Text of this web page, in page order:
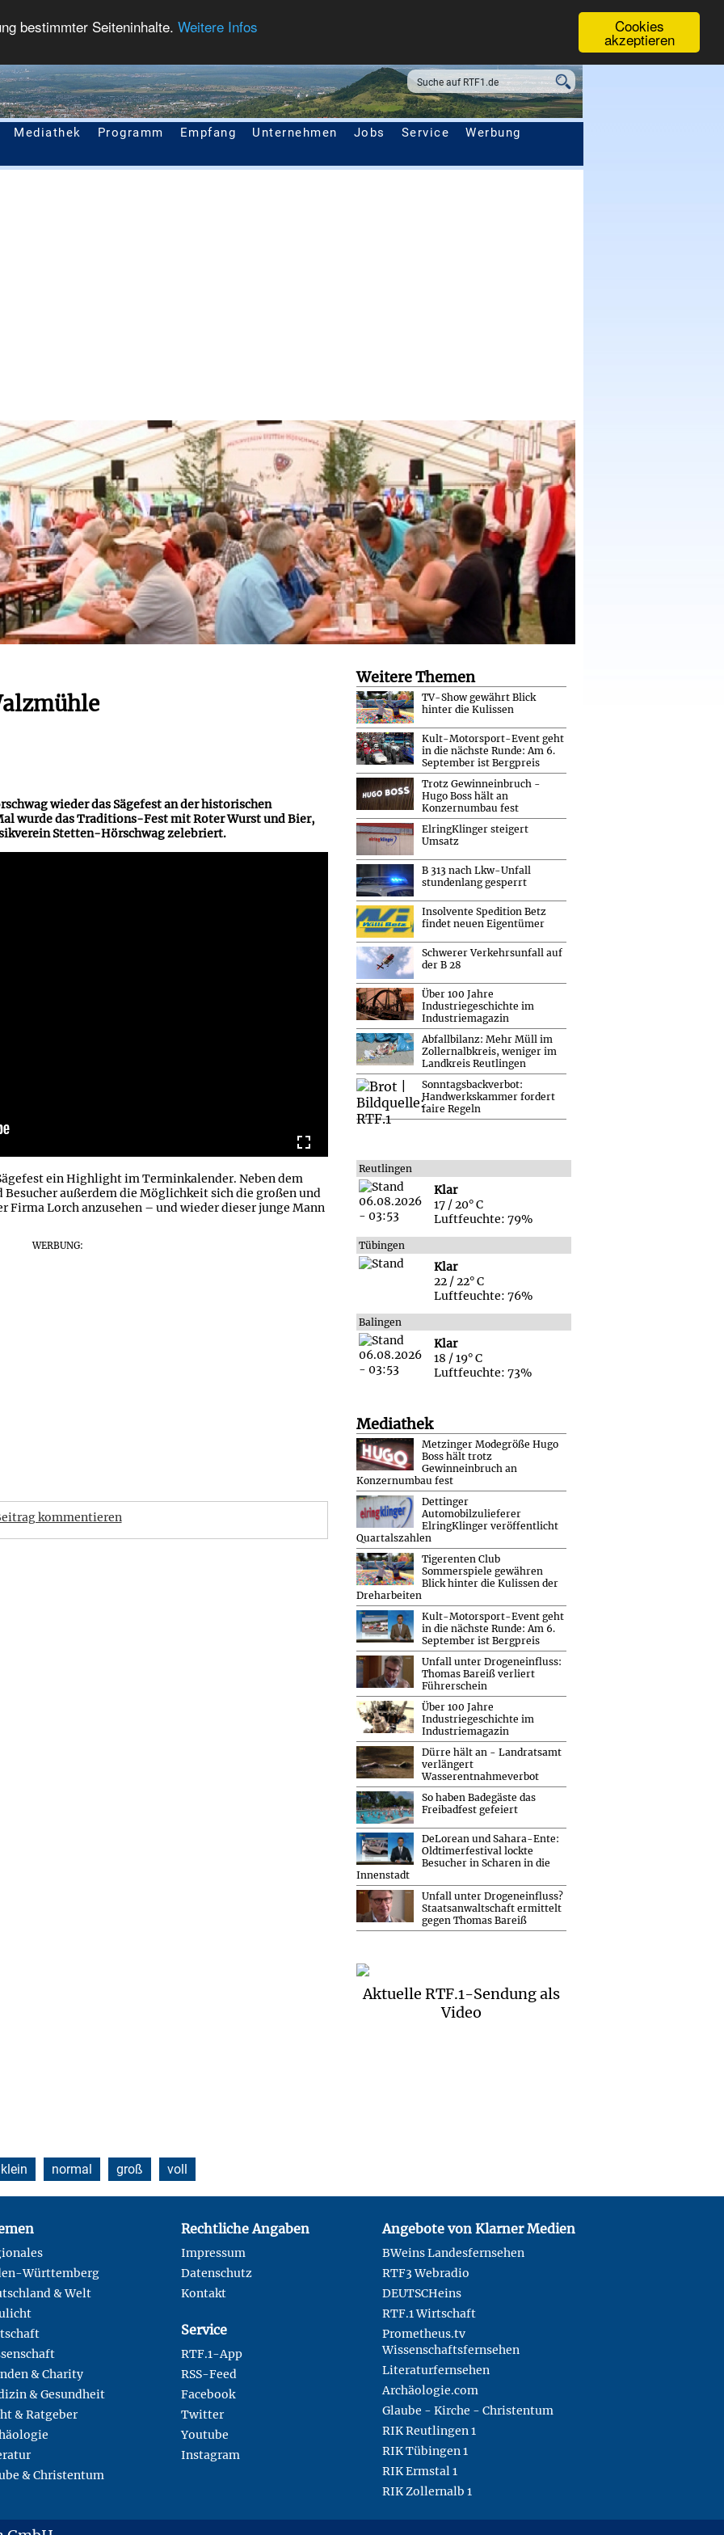
Cookies
akzeptieren
bestimmter Seiteninhalte. Weitere Infos
Mediathek Programm Empfang Unternehmen Jobs Service Werbung
wieder das Sägefest an der historischen
wurde das Traditions-Fest mit Roter Wurst und Bier,
Stetten-Hörschwag zelebriert.
ein Highlight im Terminkalender. Neben dem
außerdem die Möglichkeit sich die großen und
Firma Lorch anzusehen – und wieder dieser junge Mann
WERBUNG:
kommentieren
Weitere Themen
TV-Show gewährt Blick
hinter die Kulissen
Kult-Motorsport-Event geht
in die nächste Runde: Am 6.
September ist Bergpreis
Trotz Gewinneinbruch -
Hugo Boss hält an
Konzernumbau fest
ElringKlinger steigert
Umsatz
B 313 nach Lkw-Unfall
stundenlang gesperrt
Insolvente Spedition Betz
findet neuen Eigentümer
Schwerer Verkehrsunfall auf
der B 28
Über 100 Jahre
Industriegeschichte im
Industriemagazin
Abfallbilanz: Mehr Müll im
Zollernalbkreis, weniger im
Landkreis Reutlingen
Sonntagsbackverbot:
Handwerkskammer fordert
faire Regeln
Reutlingen
Klar
17 / 20° C
Luftfeuchte: 79%
Tübingen
Klar
22 / 22° C
Luftfeuchte: 76%
Balingen
Klar
18 / 19° C
Luftfeuchte: 73%
Mediathek
Metzinger Modegröße Hugo
Boss hält trotz
Gewinneinbruch an
Konzernumbau fest
Dettinger
Automobilzulieferer
ElringKlinger veröffentlicht
Quartalszahlen
Tigerenten Club
Sommerspiele gewähren
Blick hinter die Kulissen der
Dreharbeiten
Kult-Motorsport-Event geht
in die nächste Runde: Am 6.
September ist Bergpreis
Unfall unter Drogeneinfluss:
Thomas Bareiß verliert
Führerschein
Über 100 Jahre
Industriegeschichte im
Industriemagazin
Dürre hält an - Landratsamt
verlängert
Wasserentnahmeverbot
So haben Badegäste das
Freibadfest gefeiert
DeLorean und Sahara-Ente:
Oldtimerfestival lockte
Besucher in Scharen in die
Innenstadt
Unfall unter Drogeneinfluss?
Staatsanwaltschaft ermittelt
gegen Thomas Bareiß
Aktuelle RTF.1-Sendung als
Video
klein normal groß voll
Württemberg
& Welt
& Charity
& Gesundheit
& Ratgeber
& Christentum
Rechtliche Angaben
Impressum
Datenschutz
Kontakt
Service
RTF.1-App
RSS-Feed
Facebook
Twitter
Youtube
Instagram
Angebote von Klarner Medien
BWeins Landesfernsehen
RTF3 Webradio
DEUTSCHeins
RTF.1 Wirtschaft
Prometheus.tv
Wissenschaftsfernsehen
Literaturfernsehen
Archäologie.com
Glaube - Kirche - Christentum
RIK Reutlingen 1
RIK Tübingen 1
RIK Ermstal 1
RIK Zollernalb 1